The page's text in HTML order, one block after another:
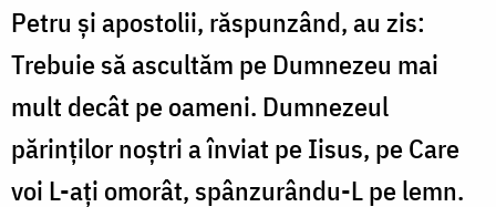
Petru și apostolii, răspunzând, au zis:
Trebuie să ascultăm pe Dumnezeu mai
mult decât pe oameni. Dumnezeul
părinților noștri a înviat pe Iisus, pe Care
voi L-ați omorât, spânzurându-L pe lemn.